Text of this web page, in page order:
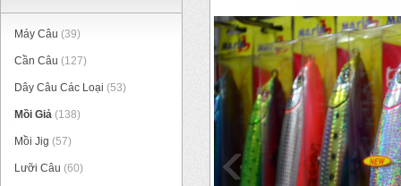
Máy Câu (39)
Cần Câu (127)
Dây Câu Các Loại (53)
Mồi Giả (138)
Mồi Jig (57)
Lưỡi Câu (60)